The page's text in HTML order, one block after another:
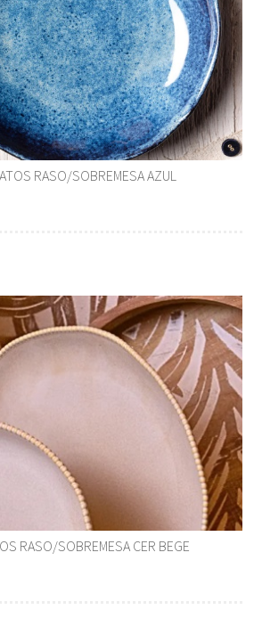
RASO/SOBREMESA AZUL
RASO/SOBREMESA CER BEGE